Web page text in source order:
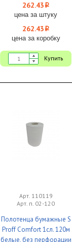
262.43 i
цена за штуку
262.43 i
цена за коробку
Купить
Арт. 110119
Арт. п. 02-120
Полотенца бумажные S
Proff Comfort 1сл. 120м
белые, без перфорации